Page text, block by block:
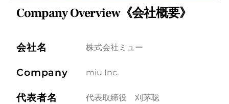
Company Overview《会社概要》
会社名 株式会社ミュー
Company miu Inc.
代表者名 代表取締役 刈茅聡